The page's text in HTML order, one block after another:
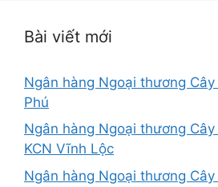
Bài viết mới
Ngân hàng Ngoại thương
Phú
Ngân hàng Ngoại thương
KCN Vĩnh Lộc
Ngân hàng Ngoại thương